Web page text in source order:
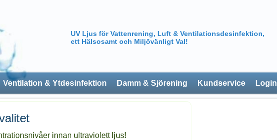
UV Ljus för Vattenrening, Luft & Ventilationsdesinfektion,
ett Hälsosamt och Miljövänligt Val!
Ventilation & Ytdesinfektion Damm & Sjörening Kundservice Login
innan ultraviolett ljus!